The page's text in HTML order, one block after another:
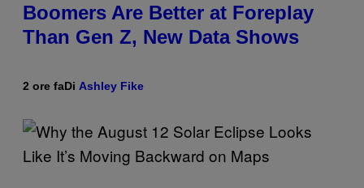
Boomers Are Better at Foreplay
Than Gen Z, New Data Shows
2 ore faDi Ashley Fike